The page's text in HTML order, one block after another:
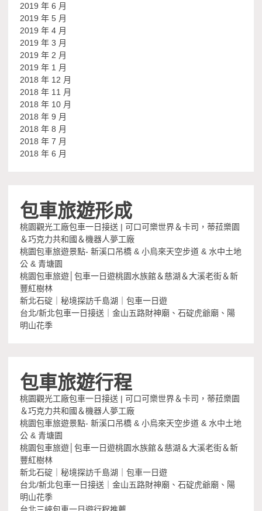
2019 年 6 月
2019 年 5 月
2019 年 4 月
2019 年 3 月
2019 年 2 月
2019 年 1 月
2018 年 12 月
2018 年 11 月
2018 年 10 月
2018 年 9 月
2018 年 8 月
2018 年 7 月
2018 年 6 月
包車旅遊形成
桃園觀光工廠包車一日接送 | 可口可樂世界＆卡司，蒂菈樂園
＆巧克力共和國＆機器人夢工廠
桃園包車旅遊景點- 新溪口吊橋 & 小烏來天空步道 & 水中土地
公 & 青塘園
桃園包車旅遊│包車一日遊桃園水族館＆慈湖＆大溪老街＆新
豐紅樹林
新北石碇｜秘境探訪千島湖｜包車一日遊
台北/新北包車一日接送｜金山五路財神廟、石碇虎爺廟、陽
明山花季
包車旅遊行程
桃園觀光工廠包車一日接送 | 可口可樂世界＆卡司，蒂菈樂園
＆巧克力共和國＆機器人夢工廠
桃園包車旅遊景點- 新溪口吊橋 & 小烏來天空步道 & 水中土地
公 & 青塘園
桃園包車旅遊│包車一日遊桃園水族館＆慈湖＆大溪老街＆新
豐紅樹林
新北石碇｜秘境探訪千島湖｜包車一日遊
台北/新北包車一日接送｜金山五路財神廟、石碇虎爺廟、陽
明山花季
台北三峽包車一日遊行程推薦